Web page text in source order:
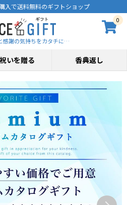
入で送料無料のギフトショップ
0
感謝の気持ちをカタチに…
いを贈る 香典返し